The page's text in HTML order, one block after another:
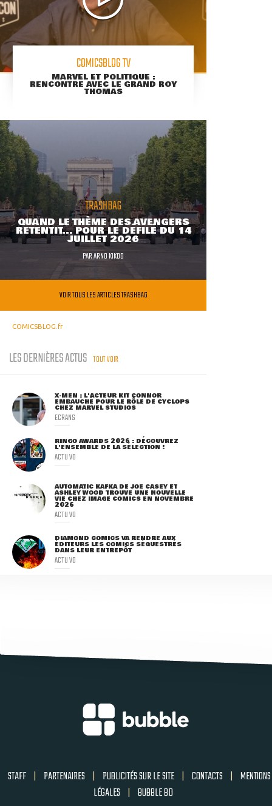
COMICSBLOG TV
MARVEL ET POLITIQUE :
RENCONTRE AVEC LE GRAND ROY
THOMAS
TRASHBAG
QUAND LE THÈME DES AVENGERS
RETENTIT... POUR LE DÉFILÉ DU 14
JUILLET 2026
PARARNO KIKOO
VOIR TOUS LES ARTICLES TRASHBAG
COMICSBLOG.fr
LES DERNIÈRES ACTUS TOUT VOIR
X-MEN : L'ACTEUR KIT CONNOR
EMBAUCHÉ POUR LE RÔLE DE CYCLOPS
CHEZ MARVEL STUDIOS
ECRANS
RINGO AWARDS 2026 : DÉCOUVREZ
L'ENSEMBLE DE LA SÉLECTION !
ACTU VO
AUTOMATIC KAFKA DE JOE CASEY ET
ASHLEY WOOD TROUVE UNE NOUVELLE
VIE CHEZ IMAGE COMICS EN NOVEMBRE
2026
ACTU VO
DIAMOND COMICS VA RENDRE AUX
ÉDITEURS LES COMICS SÉQUESTRÉS
DANS LEUR ENTREPÔT
ACTU VO
STAFF | PARTENAIRES | PUBLICITÉS SUR LE SITE | CONTACTS | MENTIONS
LÉGALES | BUBBLE BD